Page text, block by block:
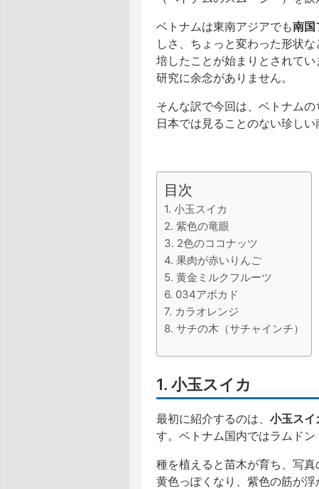
ベトナムは東南アジアでも南国
しさ、ちょっと変わった形状
培したことが始まりとされて
研究に余念がありません。
そんな訳で今回は、ベトナム
日本では見ることのない珍し
目次
1. 小玉スイカ
2. 紫色の竜眼
3. 2色のココナッツ
4. 果肉が赤いりんご
5. 黄金ミルクフルーツ
6. 034アボカド
7. カラオレンジ
8. サチの木（サチャインチ）
1. 小玉スイカ
最初に紹介するのは、 小玉スイ
す。ベトナム国内ではラムド
種を植えると苗木が育ち、写
黄色っぽくなり、紫色の筋が